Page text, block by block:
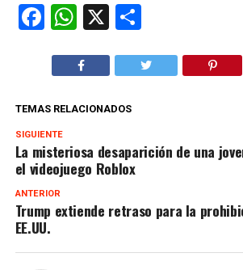
Facebook
WhatsApp
X Compartir
TEMAS RELACIONADOS
SIGUIENTE
La misteriosa desaparición de una
el videojuego Roblox
ANTERIOR
Trump extiende retraso para la
EE.UU.